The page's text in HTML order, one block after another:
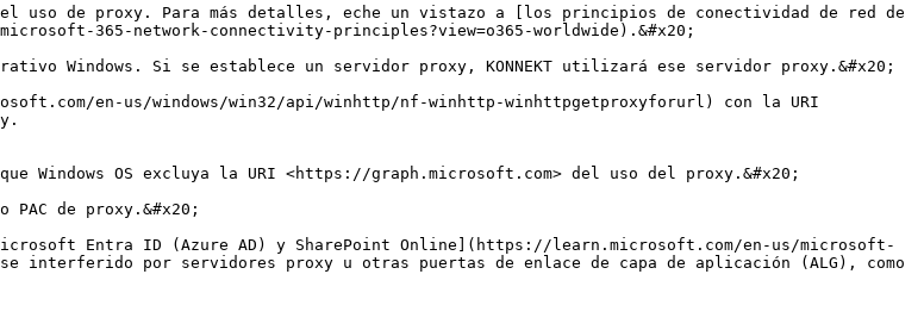
uso de proxy. Para más detalles, eche un vistazo a [los principios de conectividad de red de
365-network-connectivity-principles?view=o365-worldwide).&#x20;
Windows. Si se establece un servidor proxy, KONNEKT utilizará ese servidor proxy.&#x20;
en-us/windows/win32/api/winhttp/nf-winhttp-winhttpgetproxyforurl) con la URI
Windows OS excluya la URI <https://graph.microsoft.com> del uso del proxy.&#x20;
de proxy.&#x20;
interferido por servidores proxy u otras puertas de enlace de capa de aplicación (ALG), como